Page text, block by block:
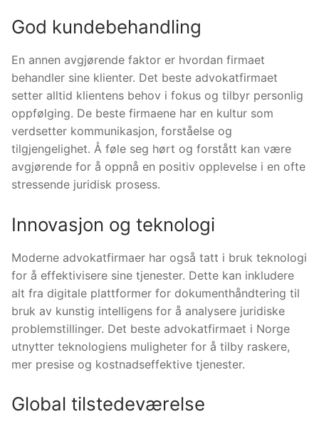
God kundebehandling
En annen avgjørende faktor er hvordan firmaet
behandler sine klienter. Det beste advokatfirmaet
setter alltid klientens behov i fokus og tilbyr personlig
oppfølging. De beste firmaene har en kultur som
verdsetter kommunikasjon, forståelse og
tilgjengelighet. Å føle seg hørt og forstått kan være
avgjørende for å oppnå en positiv opplevelse i en ofte
stressende juridisk prosess.
Innovasjon og teknologi
Moderne advokatfirmaer har også tatt i bruk teknologi
for å effektivisere sine tjenester. Dette kan inkludere
alt fra digitale plattformer for dokumenthåndtering til
bruk av kunstig intelligens for å analysere juridiske
problemstillinger. Det beste advokatfirmaet i Norge
utnytter teknologiens muligheter for å tilby raskere,
mer presise og kostnadseffektive tjenester.
Global tilstedeværelse